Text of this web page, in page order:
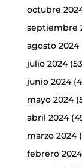
octubre
septiembre
agosto 2024
julio 2024
junio 2024
mayo 2024
abril 2024
marzo 2024
febrero 2024